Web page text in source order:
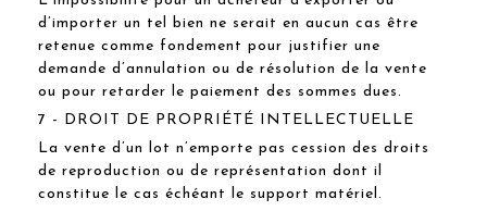
d’importer un tel bien ne serait en aucun cas être
retenue comme fondement pour justifier une
demande d’annulation ou de résolution de la vente
ou pour retarder le paiement des sommes dues.
7 - DROIT DE PROPRIÉTÉ INTELLECTUELLE
La vente d’un lot n’emporte pas cession des droits
de reproduction ou de représentation dont il
constitue le cas échéant le support matériel.